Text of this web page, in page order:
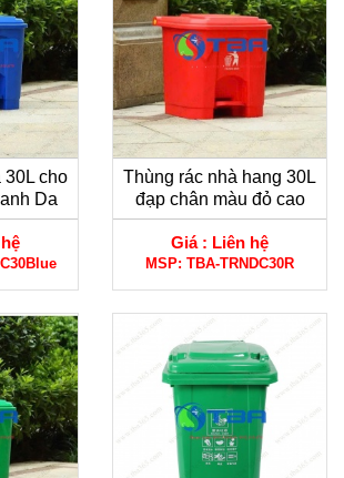
30L cho
Da
Thùng rác nhà hang 30L
đạp chân màu đỏ cao
cấp
Giá : Liên hệ
MSP: TBA-TRNDC30R